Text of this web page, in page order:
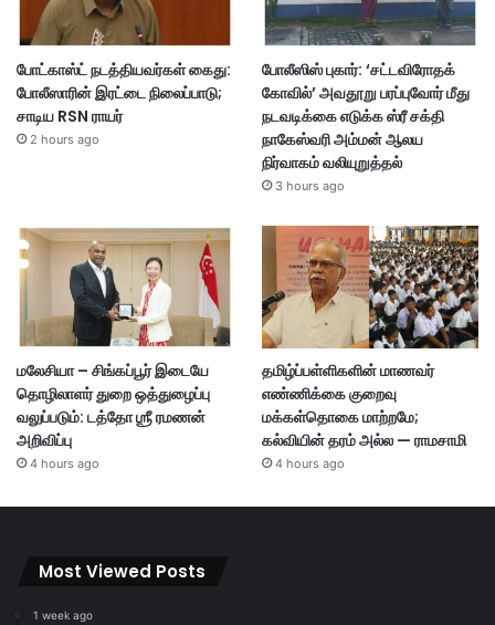
போட்காஸ்ட் நடத்தியவர்கள் கைது:
போலீஸாரின் இரட்டை நிலைப்பாடு;
சாடிய RSN ராயர்
2 hours ago
போலீஸிஸ் புகார்: ‘சட்டவிரோதக்
கோவில்’ அவதூறு பரப்புவோர் மீது
நடவடிக்கை எடுக்க ஸ்ரீ சக்தி
நாகேஸ்வரி அம்மன் ஆலய
நிர்வாகம் வலியுறுத்தல்
3 hours ago
மலேசியா – சிங்கப்பூர் இடையே
தொழிலாளர் துறை ஒத்துழைப்பு
வலுப்படும்: டத்தோ ஶ்ரீ ரமணன்
அறிவிப்பு
4 hours ago
தமிழ்ப்பள்ளிகளின் மாணவர்
எண்ணிக்கை குறைவு
மக்கள்தொகை மாற்றமே;
கல்வியின் தரம் அல்ல — ராமசாமி
4 hours ago
Most Viewed Posts
1 week ago